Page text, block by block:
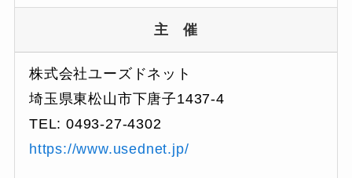
主 催
株式会社ユーズドネット
埼玉県東松山市下唐子1437-4
TEL: 0493-27-4302
https://www.usednet.jp/